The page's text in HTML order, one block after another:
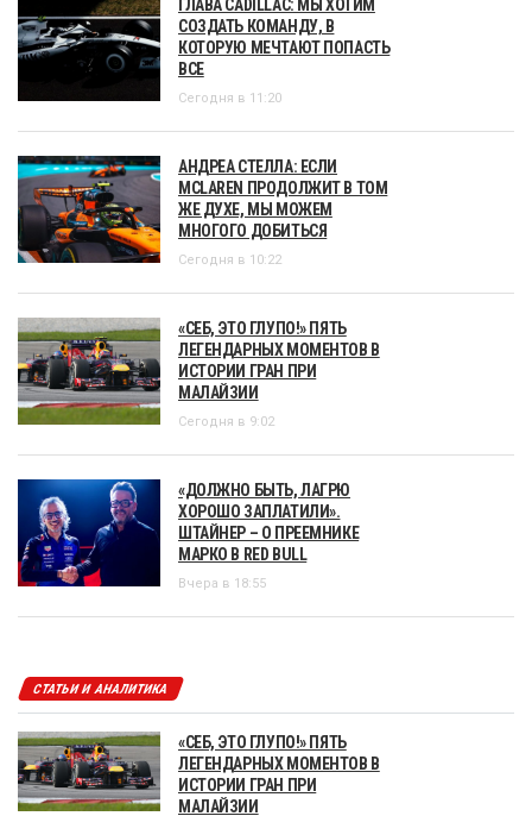
ГЛАВА CADILLAC: МЫ ХОТИМ
СОЗДАТЬ КОМАНДУ, В
КОТОРУЮ МЕЧТАЮТ ПОПАСТЬ
ВСЕ
Сегодня в 11:20
АНДРЕА СТЕЛЛА: ЕСЛИ
MCLAREN ПРОДОЛЖИТ В ТОМ
ЖЕ ДУХЕ, МЫ МОЖЕМ
МНОГОГО ДОБИТЬСЯ
Сегодня в 10:22
«СЕБ, ЭТО ГЛУПО!» ПЯТЬ
ЛЕГЕНДАРНЫХ МОМЕНТОВ В
ИСТОРИИ ГРАН ПРИ
МАЛАЙЗИИ
Сегодня в 9:02
«ДОЛЖНО БЫТЬ, ЛАГРЮ
ХОРОШО ЗАПЛАТИЛИ».
ШТАЙНЕР – О ПРЕЕМНИКЕ
МАРКО В RED BULL
Вчера в 18:55
СТАТЬИ И АНАЛИТИКА
«СЕБ, ЭТО ГЛУПО!» ПЯТЬ
ЛЕГЕНДАРНЫХ МОМЕНТОВ В
ИСТОРИИ ГРАН ПРИ
МАЛАЙЗИИ